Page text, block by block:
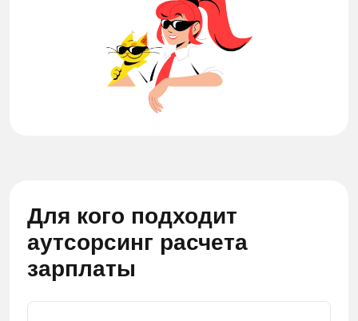
Для кого подходит
аутсорсинг расчета
зарплаты